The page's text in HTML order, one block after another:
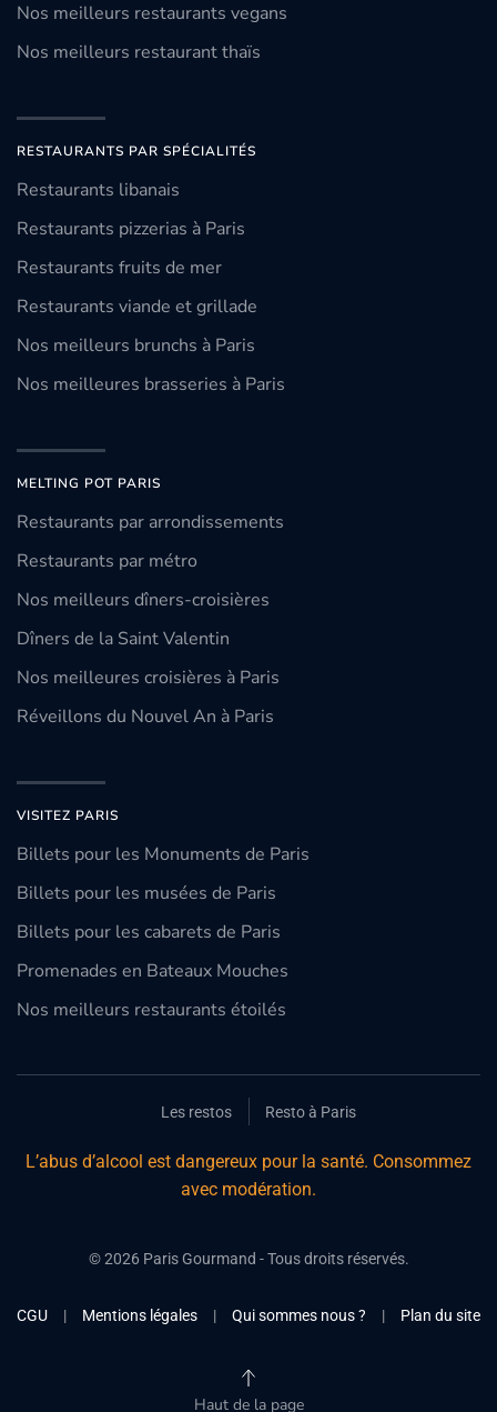
Nos meilleurs restaurants vegans
Nos meilleurs restaurant thaïs
RESTAURANTS PAR SPÉCIALITÉS
Restaurants libanais
Restaurants pizzerias à Paris
Restaurants fruits de mer
Restaurants viande et grillade
Nos meilleurs brunchs à Paris
Nos meilleures brasseries à Paris
MELTING POT PARIS
Restaurants par arrondissements
Restaurants par métro
Nos meilleurs dîners-croisières
Dîners de la Saint Valentin
Nos meilleures croisières à Paris
Réveillons du Nouvel An à Paris
VISITEZ PARIS
Billets pour les Monuments de Paris
Billets pour les musées de Paris
Billets pour les cabarets de Paris
Promenades en Bateaux Mouches
Nos meilleurs restaurants étoilés
Les restos Resto à Paris
L’abus d’alcool est dangereux pour la santé. Consommez
avec modération.
©2026Paris Gourmand - Tous droits réservés.
CGU | Mentions légales | Qui sommes nous ? | Plan du site
Haut de la page